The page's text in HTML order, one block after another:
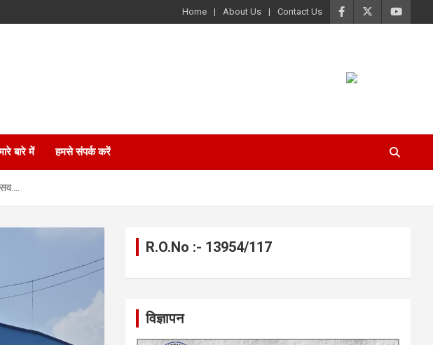
Home About Us Contact Us
बारे में हमसे संपर्क करें
R.O.No :- 13954/117
विज्ञापन